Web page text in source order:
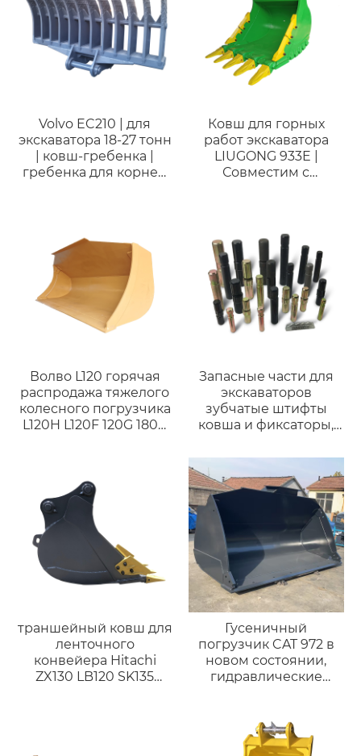
Volvo EC210 | для
экскаватора 18-27 тонн
| ковш-гребенка |
гребенка для корней
Ковш для горных
работ экскаватора
LIUGONG 933E |
Совместим с
Волво L120 горячая
распродажа тяжелого
колесного погрузчика
L120H L120F 120G 180G
Запасные части для
экскаваторов
зубчатые штифты
ковша и фиксаторы,
траншейный ковш для
ленточного
конвейера Hitachi
ZX130 LB120 SK135
Гусеничный
погрузчик CAT 972 в
новом состоянии,
гидравлические